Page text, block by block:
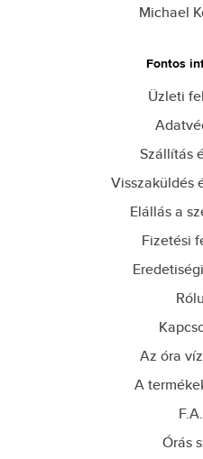
Michael
Fontos
Üzleti
Szállítás
Visszaküldés
Elállás a
Fizetési
Az óra
A
Órás